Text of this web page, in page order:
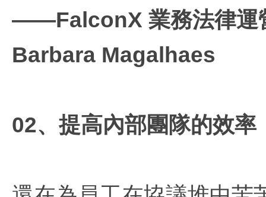
——FalconX 業務法律運
Barbara Magalhaes
02、提高內部團隊的效率